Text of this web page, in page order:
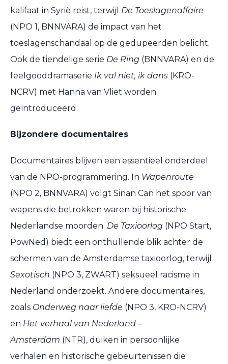
kalifaat in Syrië reist, terwijl De Toeslagenaffaire
(NPO 1, BNNVARA) de impact van het
toeslagenschandaal op de gedupeerden belicht.
Ook de tiendelige serie De Ring (BNNVARA) en de
feelgooddramaserie Ik val niet, ik dans (KRO-
NCRV) met Hanna van Vliet worden
geïntroduceerd.
Bijzondere documentaires
Documentaires blijven een essentieel onderdeel
van de NPO-programmering. In Wapenroute
(NPO 2, BNNVARA) volgt Sinan Can het spoor van
wapens die betrokken waren bij historische
Nederlandse moorden. De Taxioorlog (NPO Start,
PowNed) biedt een onthullende blik achter de
schermen van de Amsterdamse taxioorlog, terwijl
Sexotisch (NPO 3, ZWART) seksueel racisme in
Nederland onderzoekt. Andere documentaires,
zoals Onderweg naar liefde (NPO 3, KRO-NCRV)
en Het verhaal van Nederland –
Amsterdam (NTR), duiken in persoonlijke
verhalen en historische gebeurtenissen die